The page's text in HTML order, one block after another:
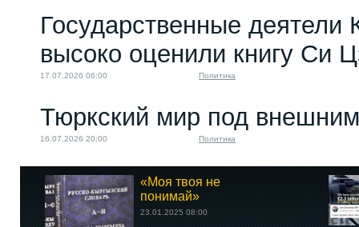
Государственные деятели
высоко оценили книгу Си
17.07.2026 06:00 Политика
Тюркский мир под
16.07.2026 20:00 Политика
«Моя твоя не
понимай»
23.01.2025 08:00